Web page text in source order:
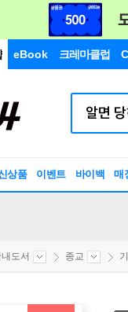
eBook 크레마클럽
상품 이벤트 바이백 매
도서 종교